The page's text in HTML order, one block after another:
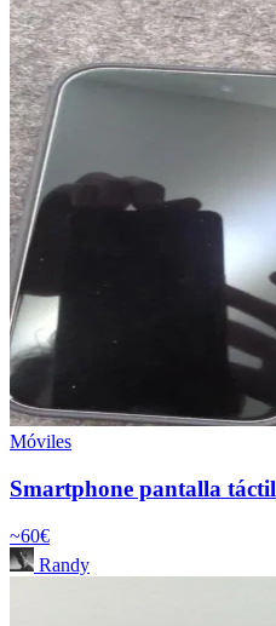
Móviles
Smartphone pantalla táctil
~60€
Randy